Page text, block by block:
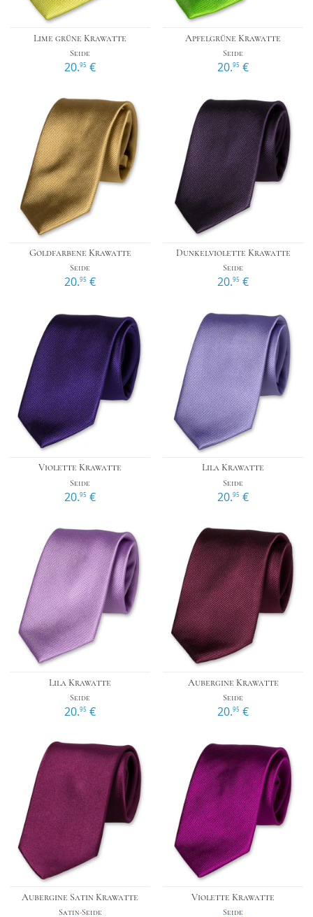
Lime grüne Krawatte
Seide
20.95 €
Apfelgrüne Krawatte
Seide
20.95 €
Goldfarbene Krawatte
Seide
20.95 €
Dunkelviolette Krawatte
Seide
20.95 €
Violette Krawatte
Seide
20.95 €
Lila Krawatte
Seide
20.95 €
Lila Krawatte
Seide
20.95 €
Aubergine Krawatte
Seide
20.95 €
Aubergine Satin Krawatte
Satin-Seide
Violette Krawatte
Seide